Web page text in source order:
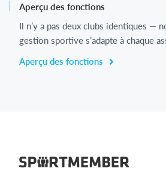
Aperçu des fonctions
Il n’y a pas deux clubs identiques —
gestion sportive s’adapte à chaque
Aperçu des fonctions